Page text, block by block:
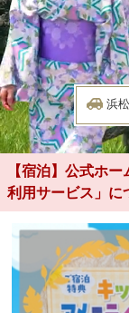
【宿泊】公式ホ
利用サービス」に
浜